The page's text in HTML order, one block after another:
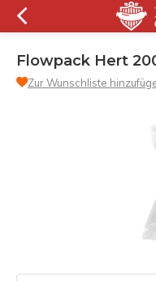
Flowpack Hert
Zur Wunschliste